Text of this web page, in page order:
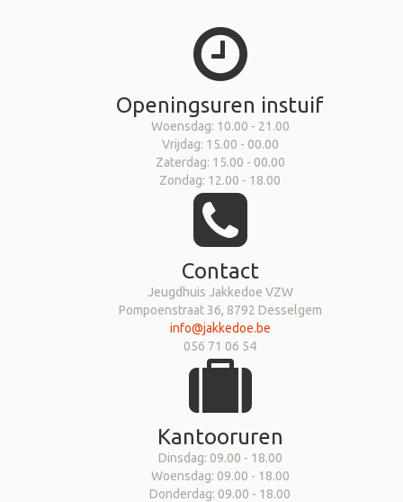
Openingsuren instuif
Woensdag: 10.00 - 21.00
Vrijdag: 15.00 - 00.00
Zaterdag: 15.00 - 00.00
Zondag: 12.00 - 18.00
Contact
Jeugdhuis Jakkedoe VZW
Pompoenstraat 36, 8792 Desselgem
info@jakkedoe.be
056 71 06 54
Kantooruren
Dinsdag: 09.00 - 18.00
Woensdag: 09.00 - 18.00
Donderdag: 09.00 - 18.00